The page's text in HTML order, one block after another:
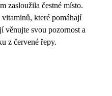
zasloužila čestné místo.
které pomáhají
věnujte svou pozornost a
z červené řepy.